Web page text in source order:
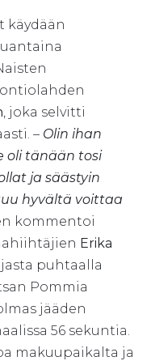
käydään
, joka selvitti
– Olin ihan
oli tänään tosi
ja säästyin
hyvältä voittaa
kommentoi
Erika
puhtaalla
Pommia
jääden
56 sekuntia.
makuupaikalta ja